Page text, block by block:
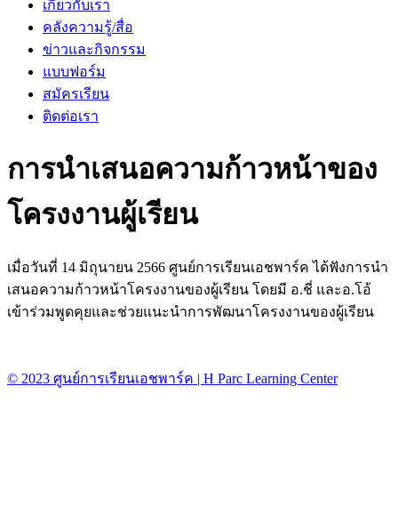
เกี่ยวกับเรา
คลังความรู้/สื่อ
ข่าวและกิจกรรม
แบบฟอร์ม
สมัครเรียน
ติดต่อเรา
การนำเสนอความก้าวหน้าของ
โครงงานผู้เรียน
เมื่อวันที่ 14 มิถุนายน 2566 ศูนย์การเรียนเอชพาร์ค ได้ฟังการนำ
เสนอความก้าวหน้าโครงงานของผู้เรียน โดยมี อ.ชี่ และอ.โอ้
เข้าร่วมพูดคุยและช่วยแนะนำการพัฒนาโครงงานของผู้เรียน
© 2023 ศูนย์การเรียนเอชพาร์ค | H Parc Learning Center